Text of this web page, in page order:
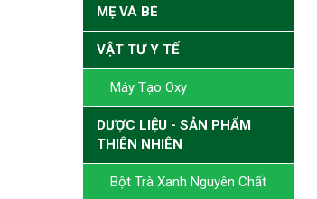
MẸ VÀ BÉ
VẬT TƯ Y TẾ
Máy Tạo Oxy
DƯỢC LIỆU - SẢN PHẨM
THIÊN NHIÊN
Bột Trà Xanh Nguyên Chất